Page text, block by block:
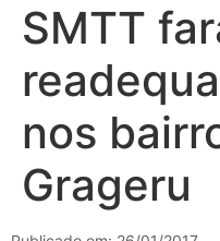
SMTT
nos
Grageru